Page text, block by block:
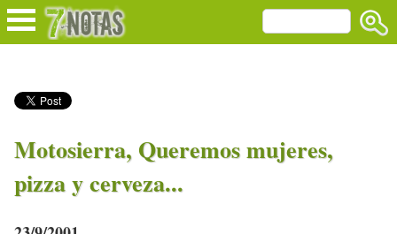
Motosierra, Queremos mujeres,
pizza y cerveza...